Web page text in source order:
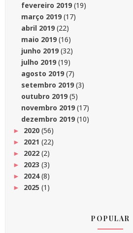
fevereiro 2019(19)
março 2019(17)
abril 2019(22)
maio 2019(16)
junho 2019(32)
julho 2019(19)
agosto 2019(7)
setembro 2019(3)
outubro 2019(5)
novembro 2019(17)
dezembro 2019(10)
► 2020 (56)
► 2021 (22)
► 2022 (2)
► 2023 (3)
► 2024(8)
► 2025 (1)
POPULAR